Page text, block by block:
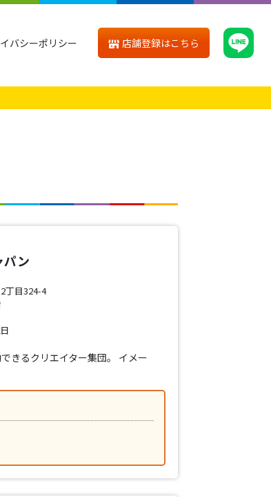
バシーポリシー 店舗登録はこちら
パン
丁目324-4
きるクリエイター集団。 イメー